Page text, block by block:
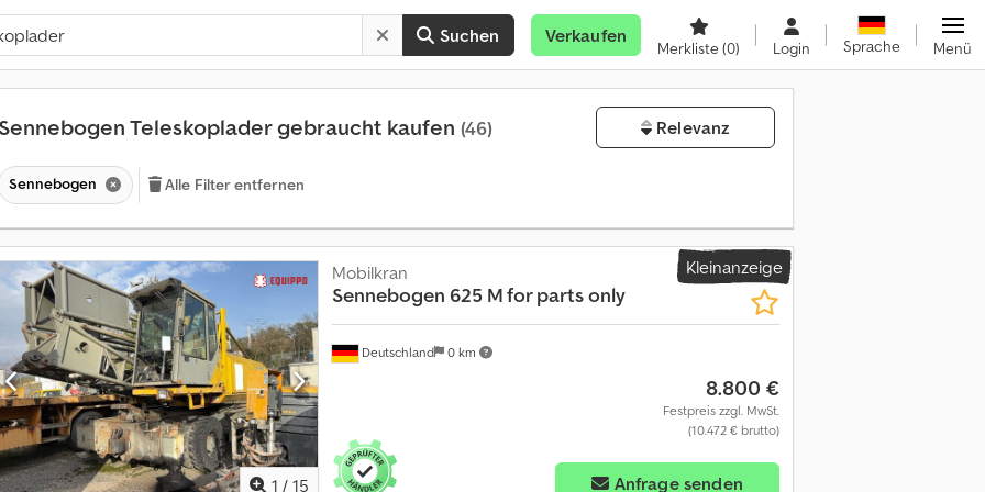
Suchen Verkaufen
Merkliste(0) Login Sprache Menü
Sennebogen Teleskoplader gebraucht kaufen (46) Relevanz
Sennebogen Alle Filter entfernen
Kleinanzeige
1 / 15
Deutschland 0 km
Mobilkran
Sennebogen 625 M for parts only
8.800 €
Festpreis zzgl. MwSt.
(10.472 € brutto)
Anfrage senden